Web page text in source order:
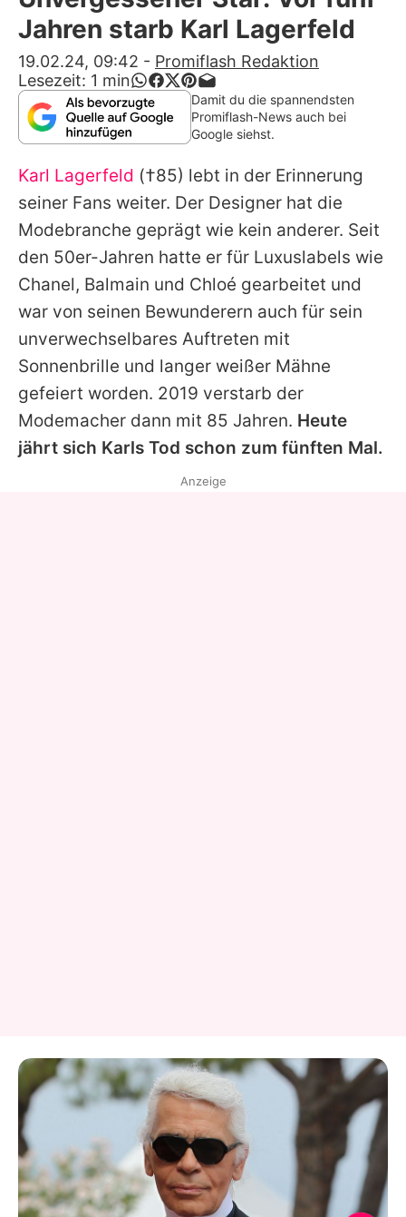
Alle Themen auf Promiflash
App runterladen
Team
Redaktionelle Richtlinien
Impressum
Datenschutzerklärung
Nutzungsbedingungen
Utiq verwalten
Jahren starb Karl Lagerfeld
19.02.24, 09:42 - Promiflash Redaktion
Lesezeit: 1 min
Damit du die spannendsten
Promiflash-News auch bei
Google siehst.
Karl Lagerfeld (†85) lebt in der Erinnerung
seiner Fans weiter. Der Designer hat die
Modebranche geprägt wie kein anderer. Seit
den 50er-Jahren hatte er für Luxuslabels wie
Chanel, Balmain und Chloé gearbeitet und
war von seinen Bewunderern auch für sein
unverwechselbares Auftreten mit
Sonnenbrille und langer weißer Mähne
gefeiert worden. 2019 verstarb der
Modemacher dann mit 85 Jahren. Heute
jährt sich Karls Tod schon zum fünften Mal.
Anzeige